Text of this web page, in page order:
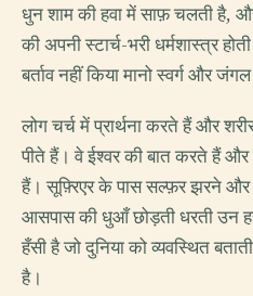
धुन शाम की हवा में साफ़ चलती है,
की अपनी स्टार्च-भरी धर्मशास्त्र
बर्ताव नहीं किया मानो स्वर्ग और
लोग चर्च में प्रार्थना करते हैं और
पीते हैं। वे ईश्वर की बात करते हैं और
हैं। सूफ़्रिएर के पास सल्फ़र झरने
आसपास की धुआँ छोड़ती धरती उन हर
हँसी है जो दुनिया को व्यवस्थित
है।